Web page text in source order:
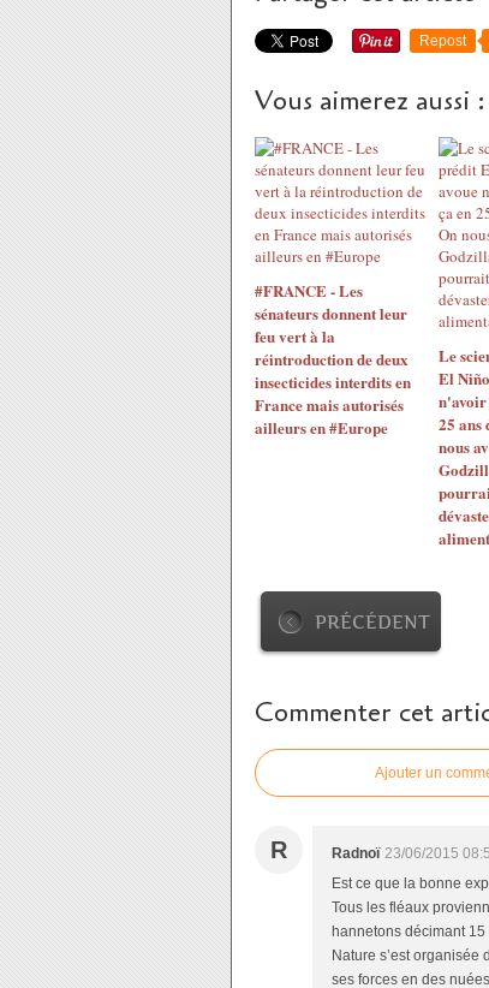
Repost
Vous aimerez aussi :
#FRANCE - Les
sénateurs donnent leur
feu vert à la
réintroduction de deux
insecticides interdits en
France mais autorisés
ailleurs en #Europe
Le
El
n'avoir
25 ans
nous
PRÉCÉDENT
Commenter cet
Ajouter un
R Radnoï 23/06/2015
Est ce que la bonne
Tous les fléaux
hannetons décimant
Nature s’est organisée
ses forces en des